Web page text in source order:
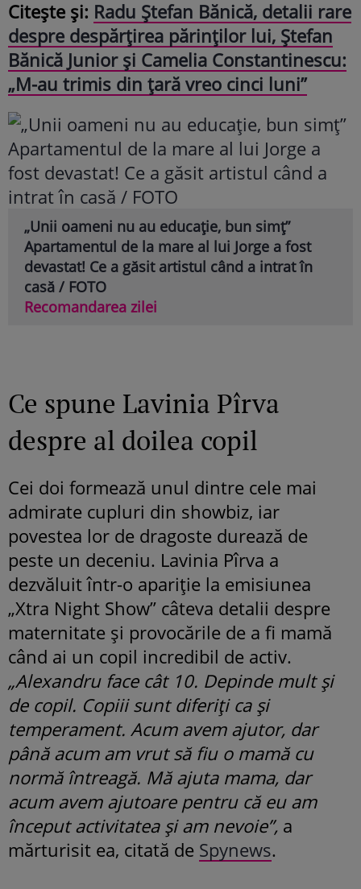
Citește și: Radu Ștefan Bănică, detalii rare
despre despărțirea părinților lui, Ștefan
Bănică Junior și Camelia Constantinescu:
„M-au trimis din țară vreo cinci luni”
„Unii oameni nu au educație, bun simț”
Apartamentul de la mare al lui Jorge a fost
devastat! Ce a găsit artistul când a intrat în
casă / FOTO
Recomandarea zilei
Ce spune Lavinia Pîrva
despre al doilea copil
Cei doi formează unul dintre cele mai
admirate cupluri din showbiz, iar
povestea lor de dragoste durează de
peste un deceniu. Lavinia Pîrva a
dezvăluit într-o apariție la emisiunea
„Xtra Night Show” câteva detalii despre
maternitate și provocările de a fi mamă
când ai un copil incredibil de activ.
„Alexandru face cât 10. Depinde mult și
de copil. Copiii sunt diferiți ca și
temperament. Acum avem ajutor, dar
până acum am vrut să fiu o mamă cu
normă întreagă. Mă ajuta mama, dar
acum avem ajutoare pentru că eu am
început activitatea și am nevoie”, a
mărturisit ea, citată de Spynews.